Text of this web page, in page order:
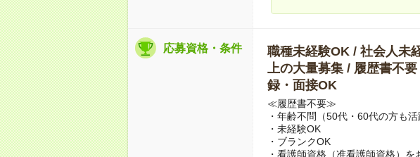
応募資格・条件
職種未経験OK / 社会人未
上の大量募集 / 履歴書不
録・面接OK
≪履歴書不要≫
・年齢不問（50代・60代の方も活
・未経験OK
・ブランクOK
・看護師資格（准看護師資格）を